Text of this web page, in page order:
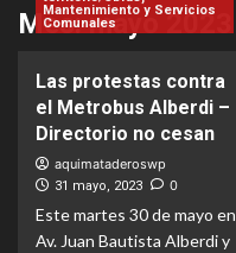
Mes:mayo 2023
Mantenimiento y Servicios
Comunales
Las protestas contra
el Metrobus Alberdi –
Directorio no cesan
aquimataderoswp
31 mayo, 2023 0
Este martes 30 de mayo en
Av. Juan Bautista Alberdi y